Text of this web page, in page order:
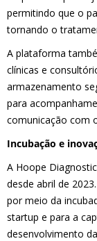
permitindo que o
tornando o
A plataforma
clínicas e
armazenamento
para
comunicação com
Incubação e
A Hoope
desde abril de
por meio da
startup e para a
desenvolvimento